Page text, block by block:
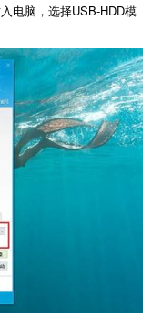
电脑，选择USB-HDD模